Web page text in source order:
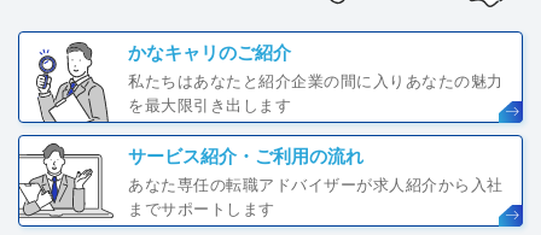
かなキャリのご紹介
私たちはあなたと紹介企業の間に入りあなたの魅力
を最大限引き出します
サービス紹介・ご利用の流れ
あなた専任の転職アドバイザーが求人紹介から入社
までサポートします